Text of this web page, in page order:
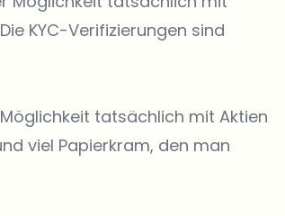
KYC-Verifizierungen sind
tatsächlich mit Aktien
viel Papierkram, den man